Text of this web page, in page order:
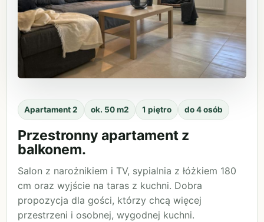
Apartament 2 ok. 50 m2 1 piętro do 4 osób
Przestronny apartament z
balkonem.
Salon z narożnikiem i TV, sypialnia z łóżkiem 180
cm oraz wyjście na taras z kuchni. Dobra
propozycja dla gości, którzy chcą więcej
przestrzeni i osobnej, wygodnej kuchni.